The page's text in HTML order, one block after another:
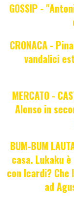
GOSSIP -
CRONACA -
vandalici
MERCATO -
Alonso in
BUM-BUM
casa. Lukaku
con Icardi?
ad